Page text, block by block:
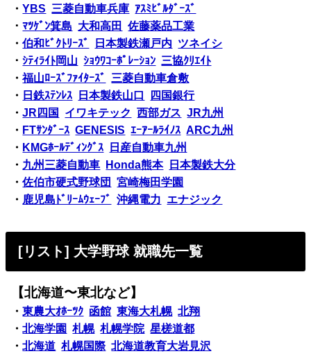
・YBS 三菱自動車兵庫 ｱｽﾐﾋﾞﾙﾀﾞｰｽﾞ
・ﾏﾂｹﾞﾝ箕島 大和高田
佐藤薬品工業
・伯和ﾋﾞｸﾄﾘｰｽﾞ 日本製鉄瀬戸内 ツネイシ
・ ｼﾃｨﾗｲﾄ岡山 ｼｮｳﾜｺｰﾎﾟﾚｰｼｮﾝ 三協ｸﾘｴｲﾄ
・福山ﾛｰｽﾞﾌｧｲﾀｰｽﾞ
三菱自動車倉敷
・ 日鉄ｽﾃﾝﾚｽ 日本製鉄山口
四国銀行
・JR四国 イワキテック 西部ガス JR九州
・ FTｻﾝﾀﾞｰｽ GENESIS ｴｰｱｰﾙﾗｲﾉｽ ARC九州
・ KMGﾎｰﾙﾃﾞｨﾝｸﾞｽ
日産自動車九州
・ 九州三菱自動車 Honda熊本
日本製鉄大分
・佐伯市硬式野球団
宮崎梅田学園
・ 鹿児島ﾄﾞﾘｰﾑｳｪｰﾌﾞ 沖縄電力 エナジック
[リスト] 大学野球 就職先一覧
【北海道〜東北など】
・東農大ｵﾎｰﾂｸ 函館 東海大札幌 北翔
・北海学園 札幌 札幌学院 星槎道都
・北海道 札幌国際 北海道教育大岩見沢